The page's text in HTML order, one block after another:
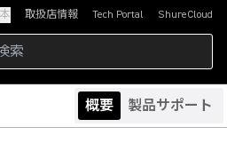
取扱店情報 Tech Portal
(Opens in a new tab)ShureCloud
(Opens in a new
概要 製品サポート